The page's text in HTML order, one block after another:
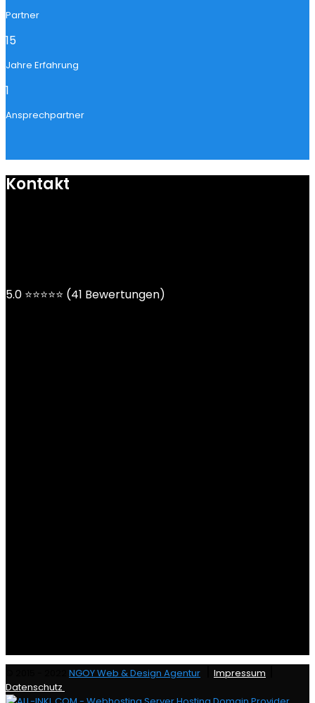
Partner
15
Jahre Erfahrung
1
Ansprechpartner
Kontakt
5.0 ⭐⭐⭐⭐⭐ (41 Bewertungen)
NGOY Web & Design Agentur Impressum
Datenschutz